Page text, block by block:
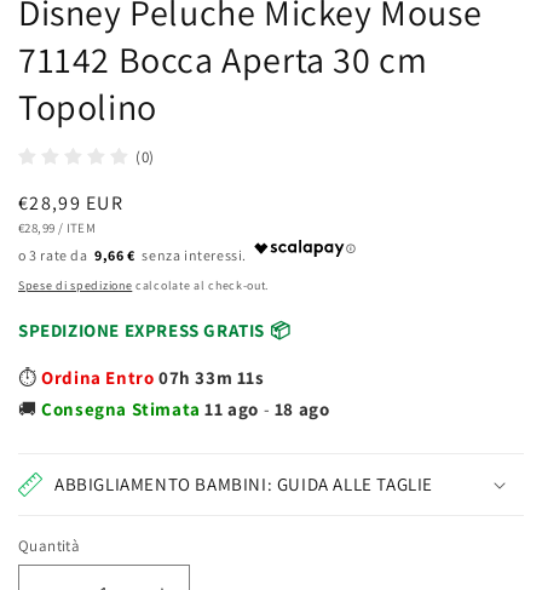
Disney Peluche Mickey Mouse
71142 Bocca Aperta 30 cm
Topolino
(0)
Prezzo
di
listino
€28,99 EUR
PREZZO
€28,99 / PER
ITEM
9,66 €
Spese di spedizione calcolate al check-out.
SPEDIZIONE EXPRESS GRATIS 📦
⏱️Ordina Entro 07h 33m 11s
🚚Consegna Stimata11 ago - 18 ago
ABBIGLIAMENTO BAMBINI: GUIDA ALLE TAGLIE
Quantità